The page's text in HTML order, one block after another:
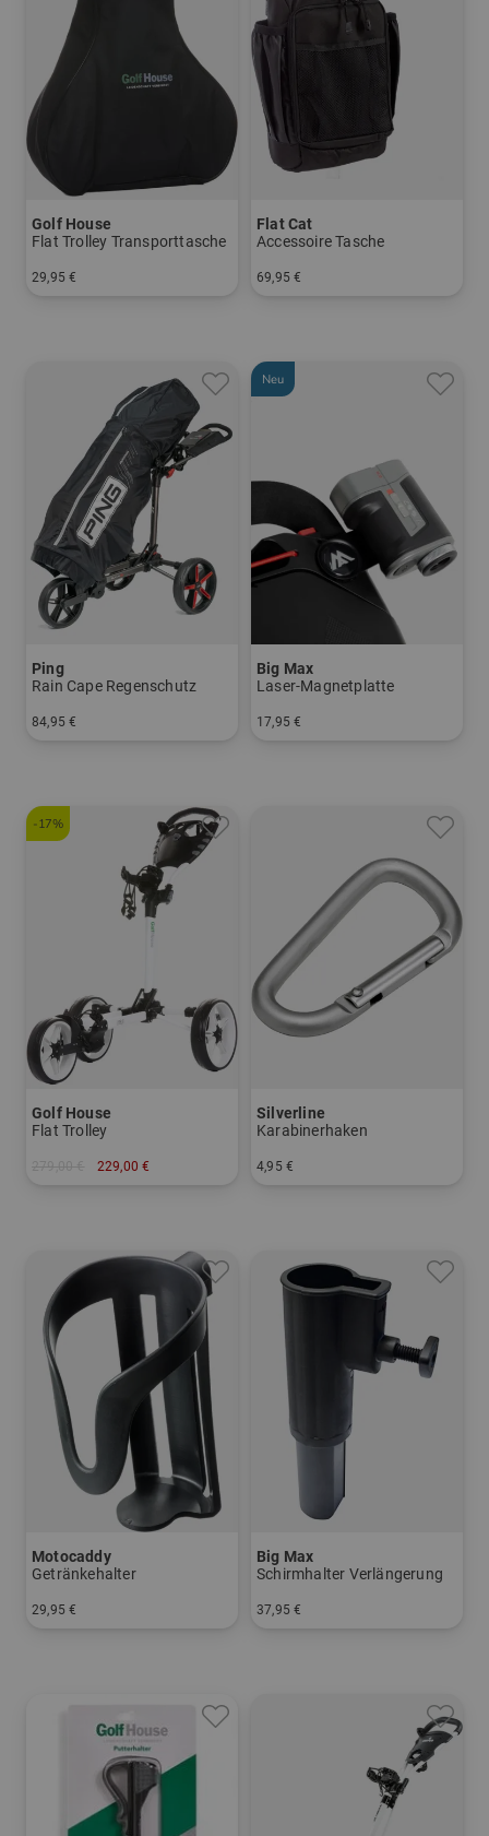
Golf House
Flat Trolley Transporttasche
29,95 €
Flat Cat
Accessoire Tasche
69,95 €
Ping
Rain Cape Regenschutz
84,95 €
Neu
Big Max
Laser-Magnetplatte
17,95 €
-17%
Golf House
Flat Trolley
229,00 €
Silverline
Karabinerhaken
4,95 €
Motocaddy
Getränkehalter
29,95 €
Big Max
Schirmhalter Verlängerung
37,95 €